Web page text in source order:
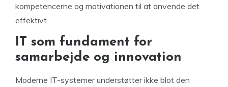
kompetencerne og motivationen til at anvende det
effektivt.
IT som fundament for
samarbejde og innovation
Moderne IT-systemer understøtter ikke blot den